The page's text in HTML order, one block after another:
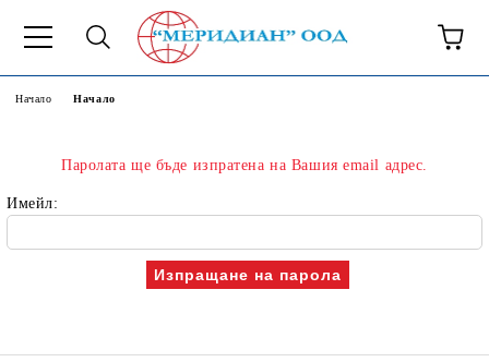
Начало Начало
Паролата ще бъде изпратена на Вашия email адрес.
Имейл: